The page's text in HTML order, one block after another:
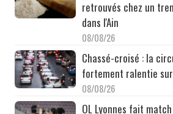
retrouvés chez un
dans l'Ain
08/08/26
Chassé-croisé : la
fortement ralentie
08/08/26
OL Lyonnes fait